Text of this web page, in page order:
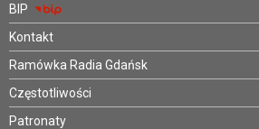
BIP
Kontakt
Ramówka Radia Gdańsk
Częstotliwości
Patronaty